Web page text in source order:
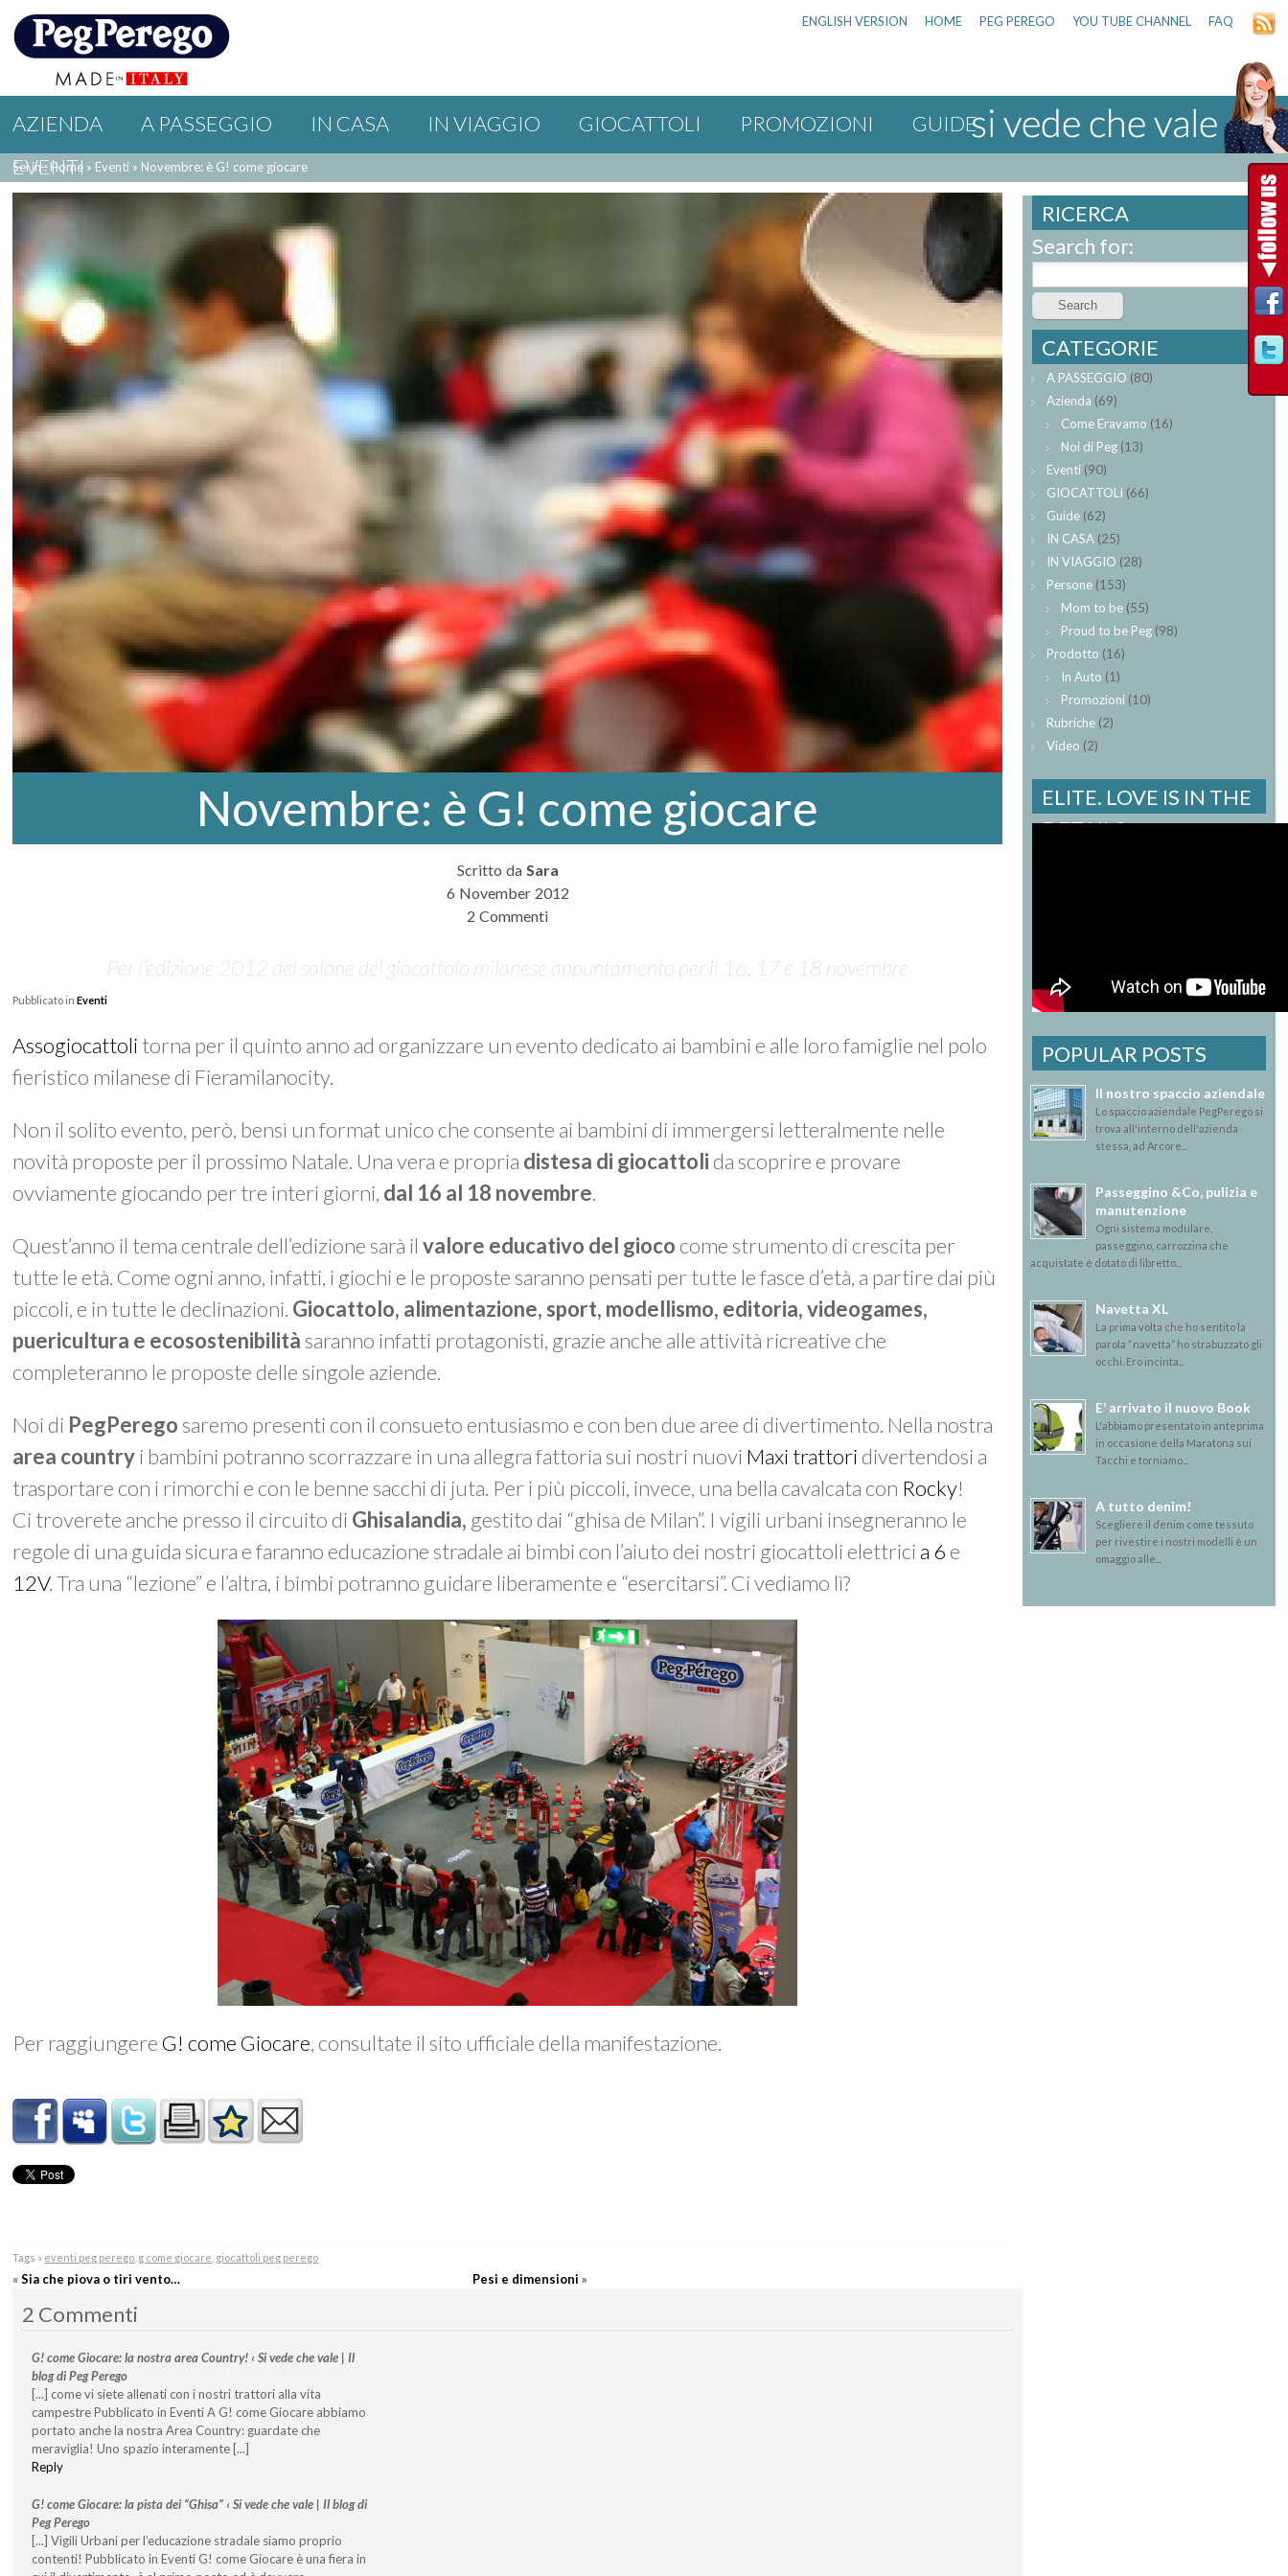
ENGLISH VERSION HOME PEG PEREGO YOU TUBE CHANNEL FAQ
AZIENDA A PASSEGGIO IN CASA IN VIAGGIO GIOCATTOLI PROMOZIONI
GUIDE
EVENTI
Sei in : Home » Eventi » Novembre: è G! come giocare
Novembre: è G! come giocare
Scritto da Sara
6 November 2012
2 Commenti
Per l’edizione 2012 del salone del giocattolo milanese appuntamento per il 16, 17 e 18 novembre
Pubblicato inEventi
Assogiocattoli torna per il quinto anno ad organizzare un evento dedicato ai bambini e alle loro famiglie nel polo
fieristico milanese di Fieramilanocity.
Non il solito evento, però, bensì un format unico che consente ai bambini di immergersi letteralmente nelle
novità proposte per il prossimo Natale. Una vera e propria distesa di giocattoli da scoprire e provare
ovviamente giocando per tre interi giorni, dal 16 al 18 novembre.
Quest’anno il tema centrale dell’edizione sarà il valore educativo del gioco come strumento di crescita per
tutte le età. Come ogni anno, infatti, i giochi e le proposte saranno pensati per tutte le fasce d’età, a partire dai più
piccoli, e in tutte le declinazioni. Giocattolo, alimentazione, sport, modellismo, editoria, videogames,
puericultura e ecosostenibilità saranno infatti protagonisti, grazie anche alle attività ricreative che
completeranno le proposte delle singole aziende.
Noi di PegPerego saremo presenti con il consueto entusiasmo e con ben due aree di divertimento. Nella nostra
area countryi bambini potranno scorrazzare in una allegra fattoria sui nostri nuovi Maxi trattori divertendosi a
trasportare con i rimorchi e con le benne sacchi di juta. Per i più piccoli, invece, una bella cavalcata con Rocky!
Ci troverete anche presso il circuito di Ghisalandia, gestito dai “ghisa de Milan”. I vigili urbani insegneranno le
regole di una guida sicura e faranno educazione stradale ai bimbi con l’aiuto dei nostri giocattoli elettrici a 6 e
12V. Tra una “lezione” e l’altra, i bimbi potranno guidare liberamente e “esercitarsi”. Ci vediamo lì?
Per raggiungereG! come Giocare, consultate il sito ufficiale della manifestazione.
Tags » eventi peg perego g come giocare giocattoli peg perego
«Sia che piova o tiri vento… Pesi e dimensioni »
2 Commenti
G! come Giocare: la nostra area Country! ‹ Si vede che vale | Il
blog di Peg Perego
[...] come vi siete allenati con i nostri trattori alla vita
campestre Pubblicato in Eventi A G! come Giocare abbiamo
portato anche la nostra Area Country: guardate che
meraviglia! Uno spazio interamente [...]
Reply
G! come Giocare: la pista dei “Ghisa” ‹ Si vede che vale | Il blog di
Peg Perego
[...] Vigili Urbani per l’educazione stradale siamo proprio
contenti! Pubblicato in Eventi G! come Giocare è una fiera in
RICERCA
Search for:
CATEGORIE
A PASSEGGIO (80)
Azienda (69)
Come Eravamo (16)
Noi di Peg (13)
Eventi (90)
GIOCATTOLI (66)
Guide (62)
IN CASA (25)
IN VIAGGIO (28)
Persone (153)
Mom to be (55)
Proud to be Peg (98)
Prodotto (16)
In Auto (1)
Promozioni (10)
Rubriche (2)
Video (2)
ELITE. LOVE IS IN THE
DETAILS.
POPULAR POSTS
Il nostro spaccio aziendale
Lo spaccio aziendale PegPerego si
trova all'interno dell'azienda
stessa, ad Arcore...
Passeggino &Co, pulizia e
manutenzione
Ogni sistema modulare,
passeggino, carrozzina che
acquistate è dotato di libretto...
Navetta XL
La prima volta che ho sentito la
parola “navetta” ho strabuzzato gli
occhi. Ero incinta...
E’ arrivato il nuovo Book
L'abbiamo presentato in anteprima
in occasione della Maratona sui
Tacchi e torniamo...
A tutto denim!
Scegliere il denim come tessuto
per rivestire i nostri modelli è un
omaggio alle...